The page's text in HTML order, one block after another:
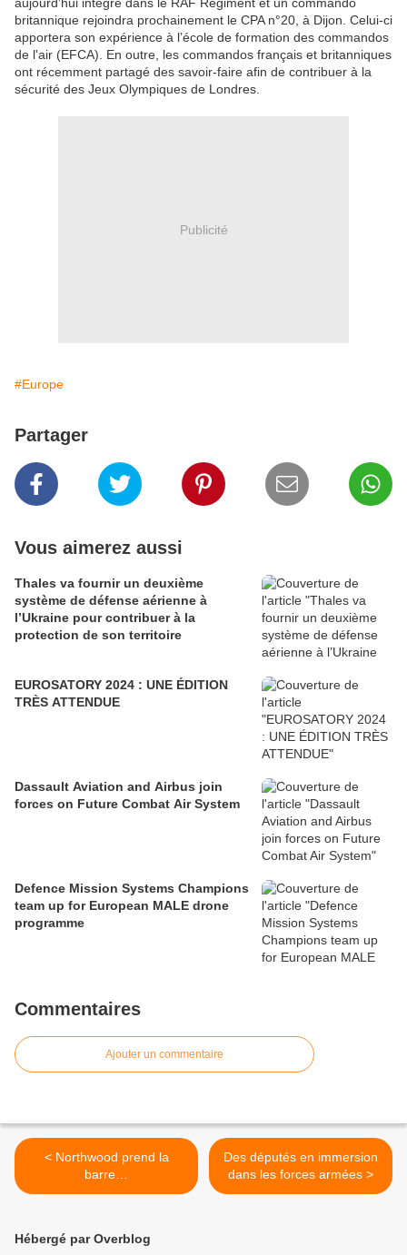
britannique rejoindra prochainement le CPA n°20, à Dijon. Celui-ci
apportera son expérience à l’école de formation des commandos
de l'air (EFCA). En outre, les commandos français et britanniques
ont récemment partagé des savoir-faire afin de contribuer à la
sécurité des Jeux Olympiques de Londres.
Publicité
#Europe
Partager
Vous aimerez aussi
Thales va fournir un deuxième
système de défense aérienne à
l’Ukraine pour contribuer à la
protection de son territoire
EUROSATORY 2024 : UNE ÉDITION
TRÈS ATTENDUE
Dassault Aviation and Airbus join
forces on Future Combat Air System
Defence Mission Systems Champions
team up for European MALE drone
programme
Commentaires
Ajouter un commentaire
< Northwood prend la
barre…
Des députés en immersion
dans les forces armées >
Hébergé par Overblog